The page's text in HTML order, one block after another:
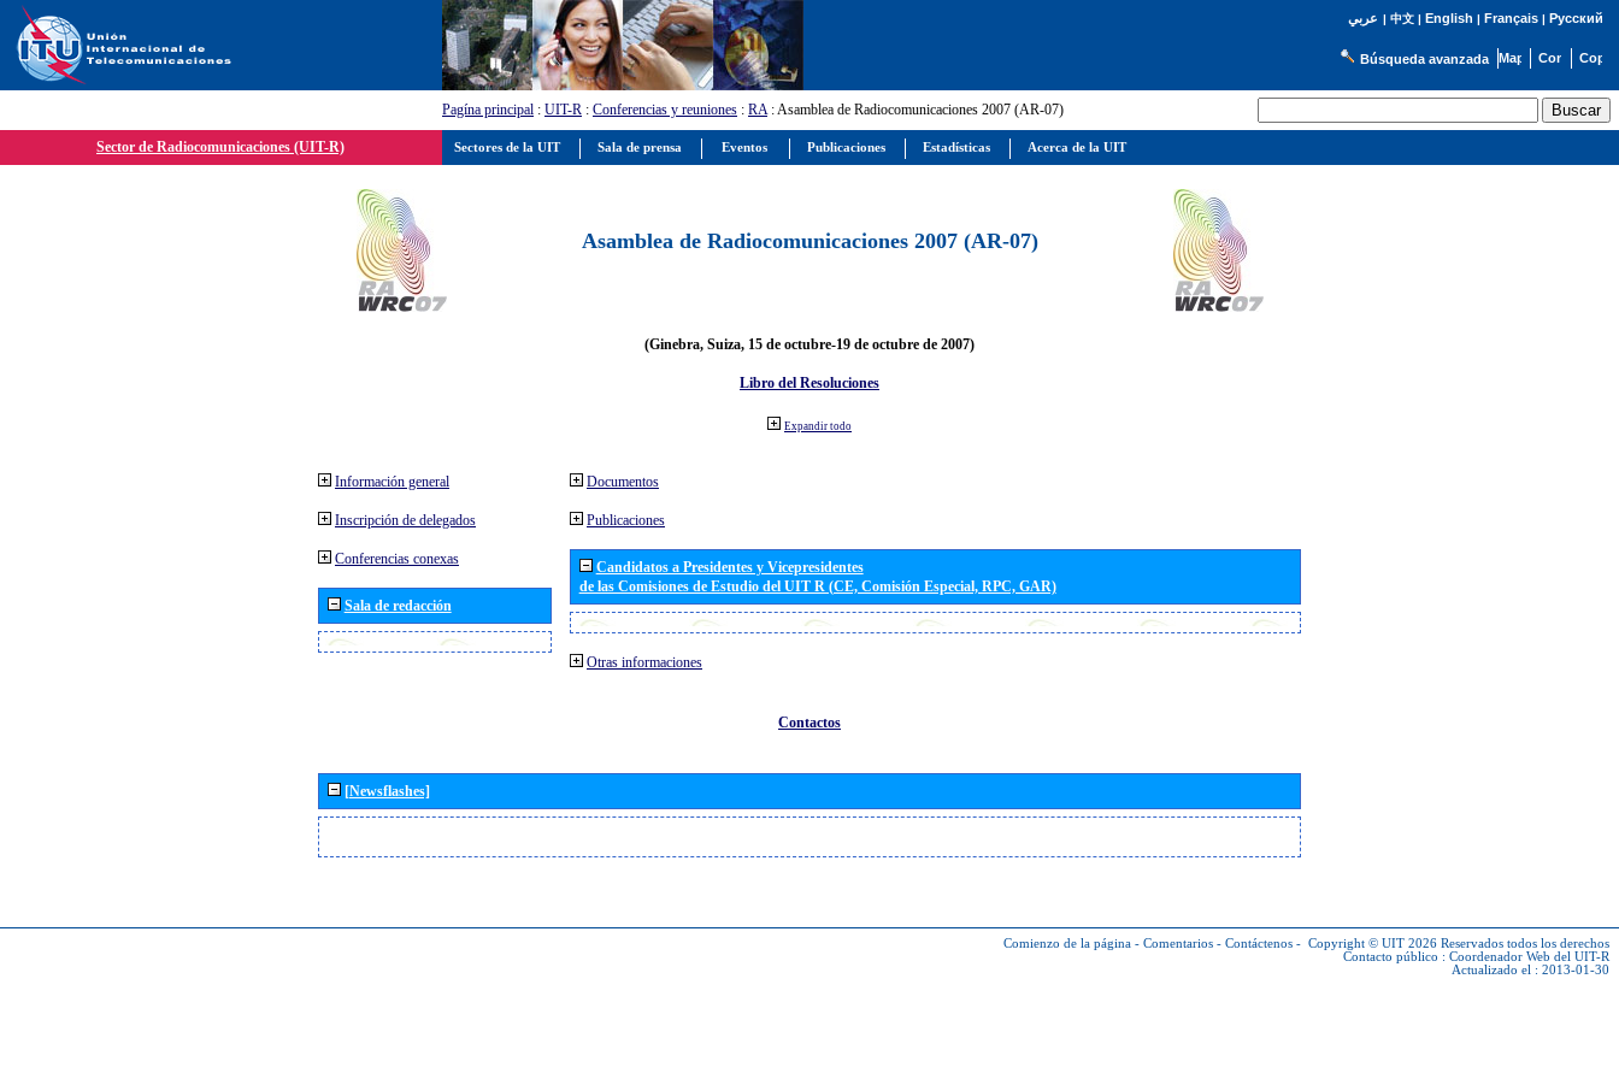
عربي | 中文| English | Français| Русский
Búsqueda avanzada
Pagína principal : UIT-R : Conferencias y reuniones : RA: Asamblea de Radiocomunicaciones 2007 (AR-07)
Sector de Radiocomunicaciones (UIT-R)
Asamblea de Radiocomunicaciones 2007 (AR-07)
(Ginebra, Suiza, 15 de octubre-19 de octubre de 2007)
Libro del Resoluciones
Expandir todo
Información general
Inscripción de delegados
Conferencias conexas
Sala de redacción
Documentos
Publicaciones
Candidatos a Presidentes y Vicepresidentes
de las Comisiones de Estudio del UIT R (CE, Comisión Especial, RPC, GAR)
Otras informaciones
Contactos
[Newsflashes]
Comienzo de la página - Comentarios - Contáctenos - Copyright © UIT 2026 Reservados todos los derechos
Contacto público : Coordenador Web del UIT-R
Actualizado el : 2013-01-30
Sectores de la UIT Sala de prensa Eventos Publicaciones Estadísticas Acerca de la UIT